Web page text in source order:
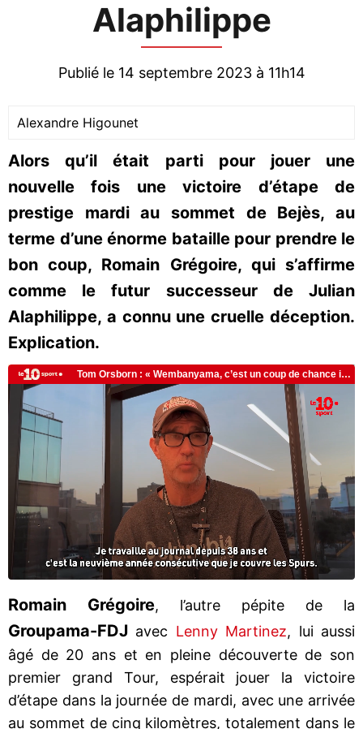
Alaphilippe
Publié le 14 septembre 2023 à 11h14
Alexandre Higounet
Alors qu’il était parti pour jouer une
nouvelle fois une victoire d’étape de
prestige mardi au sommet de Bejès, au
terme d’une énorme bataille pour prendre le
bon coup, Romain Grégoire, qui s’affirme
comme le futur successeur de Julian
Alaphilippe, a connu une cruelle déception.
Explication.
Romain Grégoire, l’autre pépite de la
Groupama-FDJ avec Lenny Martinez, lui aussi
âgé de 20 ans et en pleine découverte de son
premier grand Tour, espérait jouer la victoire
d’étape dans la journée de mardi, avec une arrivée
au sommet de cinq kilomètres, totalement dans le